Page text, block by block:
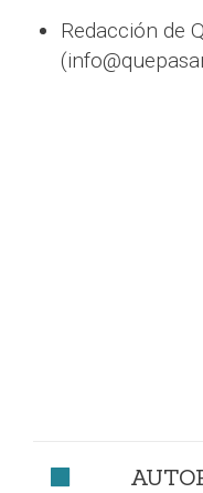
Redacción de